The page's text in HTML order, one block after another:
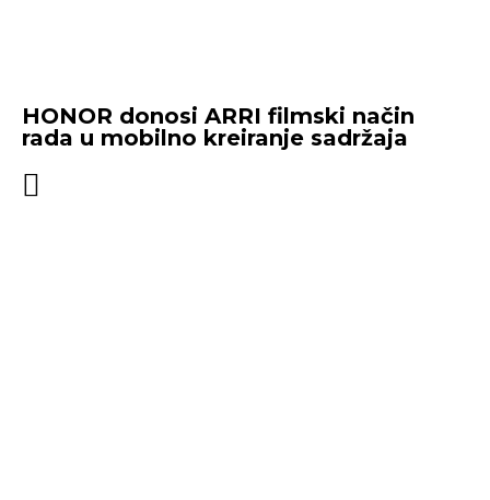
HONOR donosi ARRI filmski način
rada u mobilno kreiranje sadržaja